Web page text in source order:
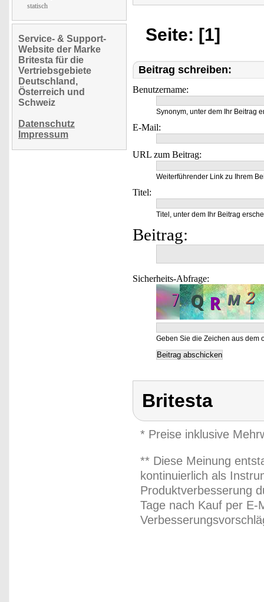
statisch
Service- & Support-
Website der Marke
Britesta für die
Vertriebsgebiete
Deutschland,
Österreich und
Schweiz
Datenschutz
Impressum
Seite: [1]
Beitrag schreiben:
Benutzername:
Synonym, unter dem Ihr Beitrag
E-Mail:
URL zum Beitrag:
Weiterführender Link zu Ihrem
Titel:
Titel, unter dem Ihr Beitrag
Beitrag:
Sicherheits-Abfrage:
Geben Sie die Zeichen aus dem
Britesta
* Preise inklusive
** Diese Meinung
kontinuierlich als
Produktverbesserung
Tage nach Kauf per E-